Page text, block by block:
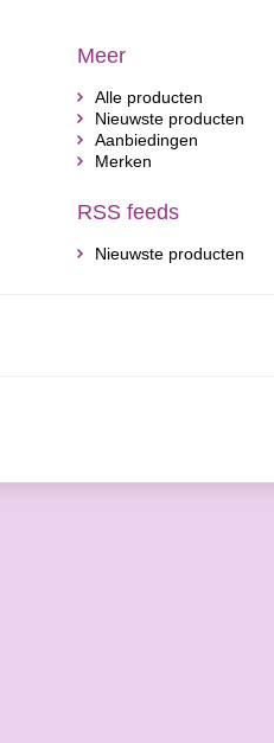
Meer
Alle producten
Nieuwste producten
Aanbiedingen
Merken
RSS feeds
Nieuwste producten